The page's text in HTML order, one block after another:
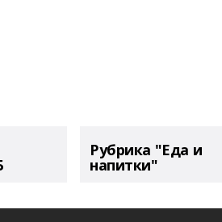
Рубрика "Еда и
напитки"